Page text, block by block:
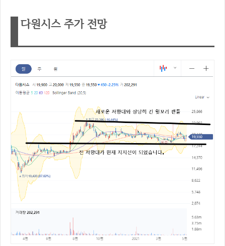
다원시스 주가 전망